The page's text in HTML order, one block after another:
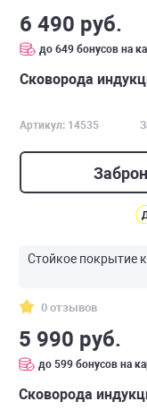
6 490 руб.
до 649 бонусов на
Сковорода
Артикул: 14535
Стойкое покрытие
0 отзывов
5 990 руб.
до 599 бонусов на
Сковорода